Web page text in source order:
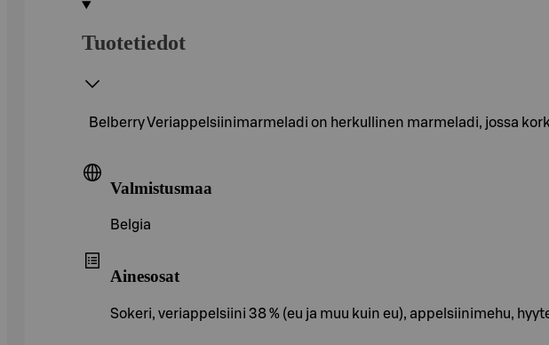
Tuotetiedot
Belberry Veriappelsiinimarmeladi on herkullinen marmeladi, jossa
Valmistusmaa
Belgia
Ainesosat
Sokeri, veriappelsiini 38 % (eu ja muu kuin eu), appelsiinimehu,